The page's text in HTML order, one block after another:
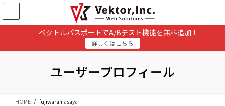
コ
テ
ナ
ゲ
ベクトルパスポートでA/Bテスト機能を無料追加！
詳しくはこちら
ユーザープロフィール
HOME fujiwaramasaya